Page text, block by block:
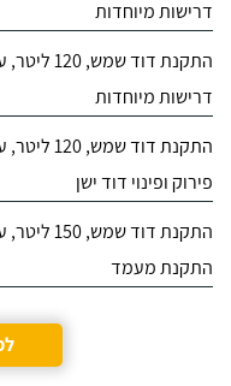
דרישות מיוחדות
התקנת דוד
דרישות מיוחדות
התקנת דוד
פירוק ופינוי דוד ישן
התקנת דוד
התקנת מעמד